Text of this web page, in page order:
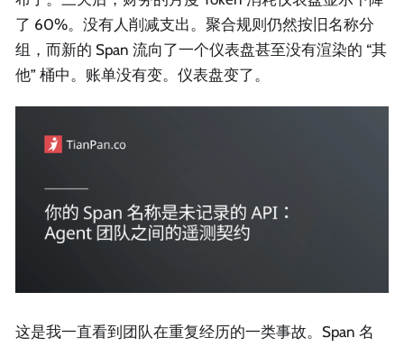
了 60%。没有人削减支出。聚合规则仍然按旧名称分
组，而新的 Span 流向了一个仪表盘甚至没有渲染的 “其
他” 桶中。账单没有变。仪表盘变了。
这是我一直看到团队在重复经历的一类事故。Span 名